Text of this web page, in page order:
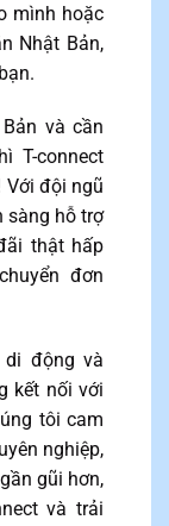
mình hoặc
Nhật Bản,
và cần
T-connect
Với đội ngũ
sàng hỗ trợ
thật hấp
đơn
di động và
kết nối với
tôi cam
nghiệp,
gũi hơn,
và trải